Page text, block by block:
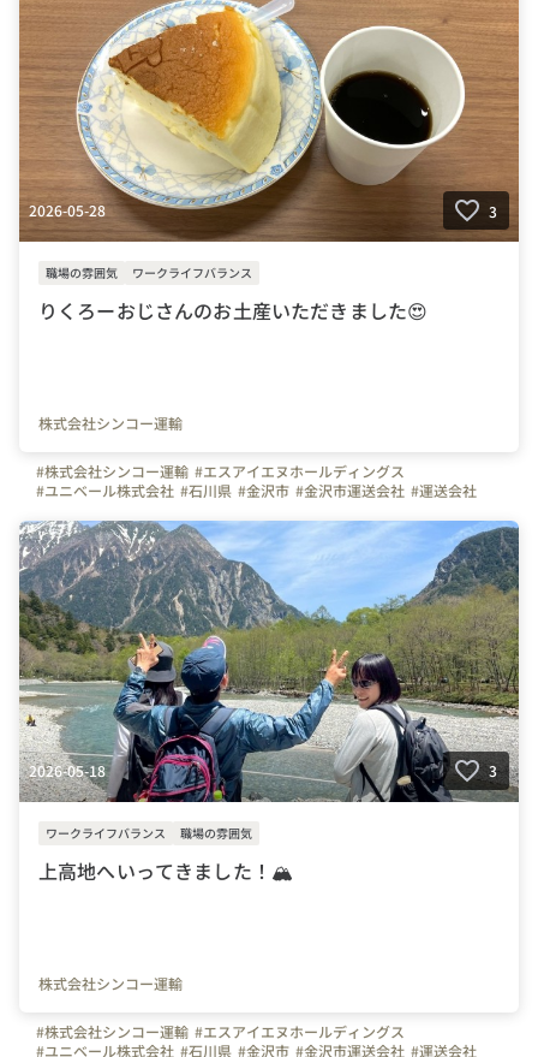
2026-05-28 3
職場の雰囲気 ワークライフバランス
りくろーおじさんのお土産いただきました😍
株式会社シンコー運輸
#株式会社シンコー運輸 #エスアイエヌホールディングス
#ユニベール株式会社 #石川県 #金沢市 #金沢市運送会社 #運送会社
#運転手 #はたらく人 #写真で伝える会社の雰囲気
#休日
#面接担当の素顔
2026-05-18 3
ワークライフバランス 職場の雰囲気
上高地へいってきました！🏔
株式会社シンコー運輸
#株式会社シンコー運輸 #エスアイエヌホールディングス
#ユニベール株式会社 #石川県 #金沢市 #金沢市運送会社 #運送会社